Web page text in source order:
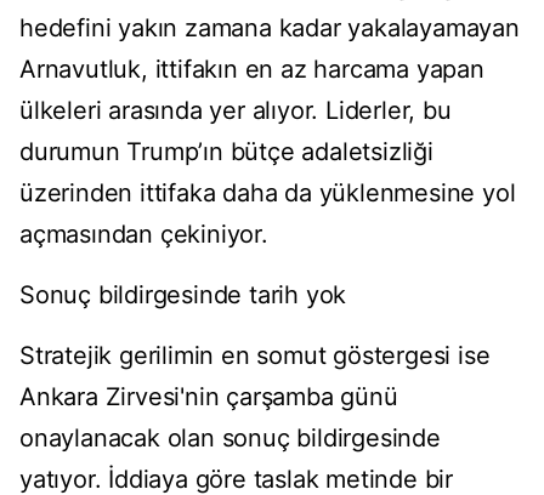
hedefini yakın zamana kadar yakalayamayan
Arnavutluk, ittifakın en az harcama yapan
ülkeleri arasında yer alıyor. Liderler, bu
durumun Trump’ın bütçe adaletsizliği
üzerinden ittifaka daha da yüklenmesine yol
açmasından çekiniyor.
Sonuç bildirgesinde tarih yok
Stratejik gerilimin en somut göstergesi ise
Ankara Zirvesi'nin çarşamba günü
onaylanacak olan sonuç bildirgesinde
yatıyor. İddiaya göre taslak metinde bir